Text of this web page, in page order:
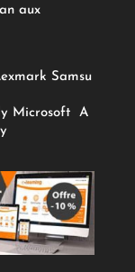
aux
Samsu
Microsoft
A